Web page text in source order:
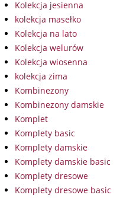
Kolekcja jesienna
kolekcja masełko
Kolekcja na lato
Kolekcja welurów
Kolekcja wiosenna
kolekcja zima
Kombinezony
Kombinezony damskie
Komplet
Komplety basic
Komplety damskie
Komplety damskie basic
Komplety dresowe
Komplety dresowe basic